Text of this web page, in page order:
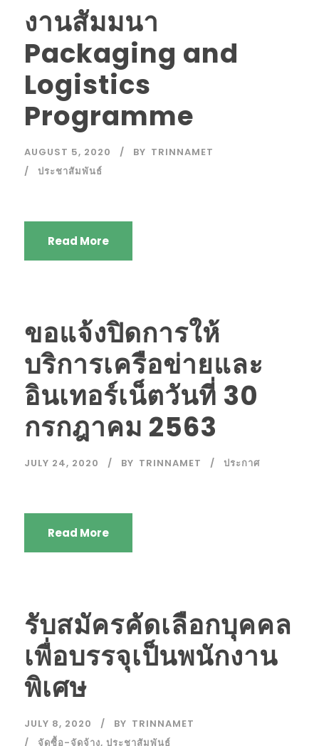
งานสัมมนา
Packaging and
Logistics
Programme
AUGUST 5, 2020 BY TRINNAMET
ประชาสัมพันธ์
Read More
ขอแจ้งปิดการให้
บริการเครือข่ายและ
อินเทอร์เน็ตวันที่ 30
กรกฎาคม 2563
JULY 24, 2020 BY TRINNAMET ประกาศ
Read More
รับสมัครคัดเลือกบุคคล
เพื่อบรรจุเป็นพนักงาน
พิเศษ
JULY 8, 2020 BY TRINNAMET
จัดซื้อ-จัดจ้าง, ประชาสัมพันธ์